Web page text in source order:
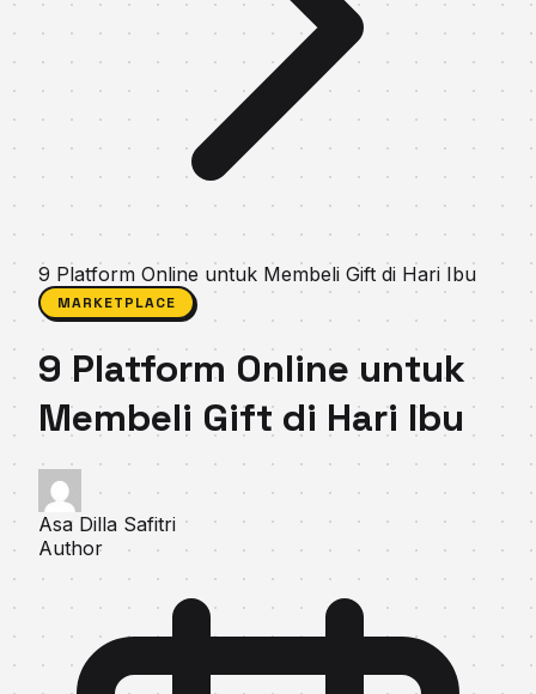
9 Platform Online untuk Membeli Gift di Hari Ibu
MARKETPLACE
9 Platform Online untuk
Membeli Gift di Hari Ibu
Asa Dilla Safitri
Author